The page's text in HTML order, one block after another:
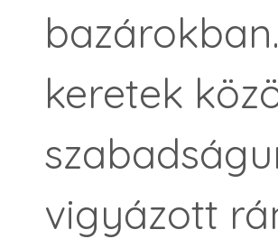
keretek
vigyázott